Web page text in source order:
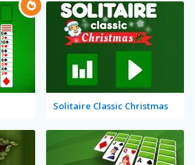
Solitaire Classic Christmas